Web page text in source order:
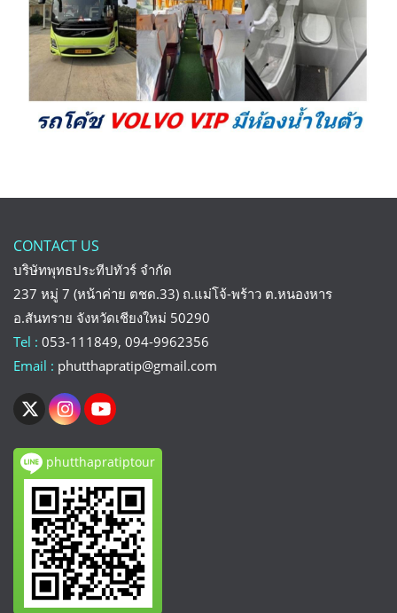
CONTACT US
บริษัทพุทธประทีปทัวร์ จำกัด
237 หมู่ 7 (หน้าค่าย ตชด.33) ถ.แม่โจ้-พร้าว ต.หนองหาร
อ.สันทราย จังหวัดเชียงใหม่ 50290
Tel : 053-111849, 094-9962356
Email : phutthapratip@gmail.com
phutthapratiptour